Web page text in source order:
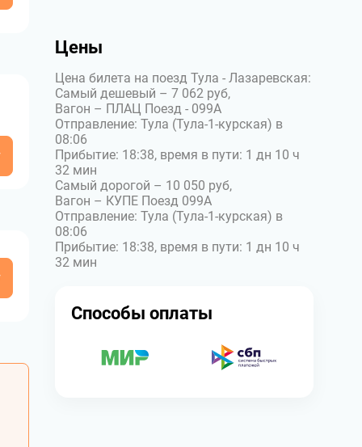
Цены
Цена билета на поезд Тула - Лазаревская:
Самый дешевый – 7 062 руб,
Вагон – ПЛАЦ Поезд - 099А
Отправление: Тула (Тула-1-курская) в
08:06
Прибытие: 18:38, время в пути: 1 дн 10 ч
32 мин
Самый дорогой – 10 050 руб,
Вагон – КУПЕ Поезд 099А
Отправление: Тула (Тула-1-курская) в
08:06
Прибытие: 18:38, время в пути: 1 дн 10 ч
32 мин
Способы оплаты